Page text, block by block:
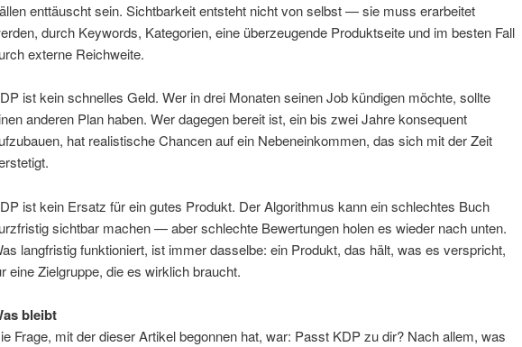
enttäuscht sein. Sichtbarkeit entsteht nicht von selbst — sie muss erarbeitet
durch Keywords, Kategorien, eine überzeugende Produktseite und im besten Fall
externe Reichweite.
ist kein schnelles Geld. Wer in drei Monaten seinen Job kündigen möchte, sollte
anderen Plan haben. Wer dagegen bereit ist, ein bis zwei Jahre konsequent
hat realistische Chancen auf ein Nebeneinkommen, das sich mit der Zeit
ist kein Ersatz für ein gutes Produkt. Der Algorithmus kann ein schlechtes Buch
sichtbar machen — aber schlechte Bewertungen holen es wieder nach unten.
langfristig funktioniert, ist immer dasselbe: ein Produkt, das hält, was es verspricht,
eine Zielgruppe, die es wirklich braucht.
bleibt
Frage, mit der dieser Artikel begonnen hat, war: Passt KDP zu dir? Nach allem, was